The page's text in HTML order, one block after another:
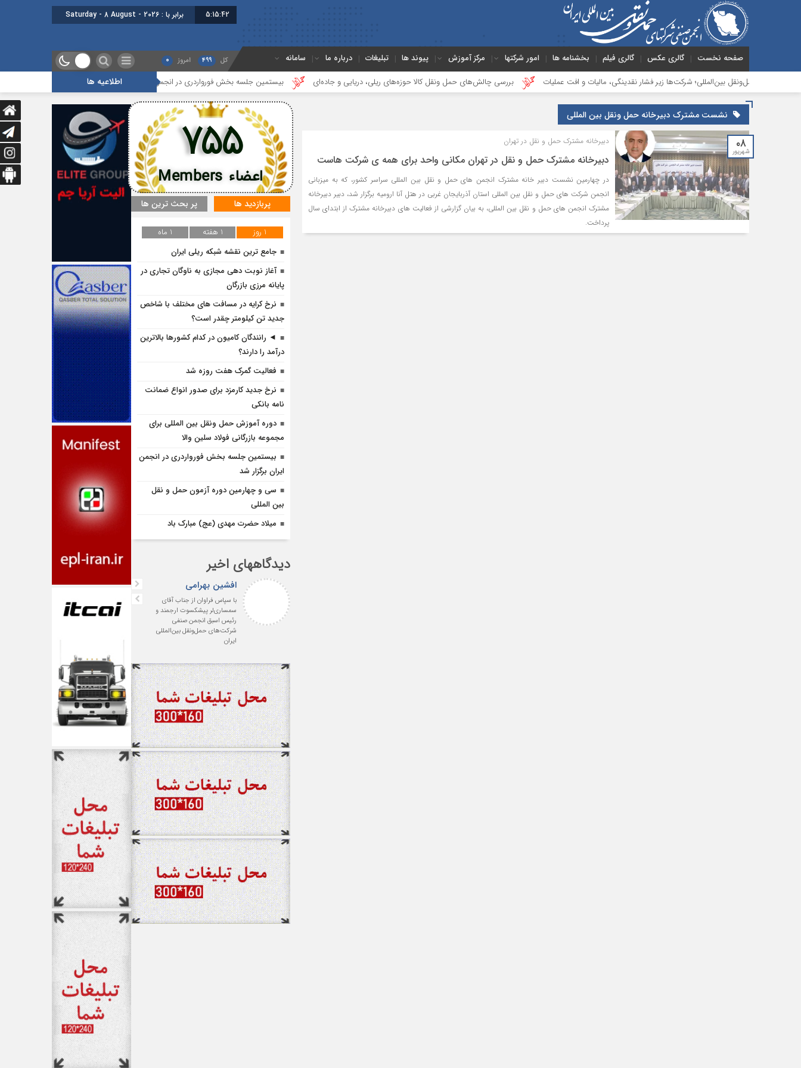
5:15:42 برابر با : Saturday - 8 August - 2026
صفحه نخست گالری عکس گالری فیلم بخشنامه ها امور شرکتها مرکز آموزش پیوند ها تبلیغات درباره ما سامانه کل 499 امروز 0
اطلاعیه ها حمل‌ونقل بین‌المللی؛ شرکت‌ها زیر فشار نقدینگی، مالیات و افت عملیات بررسی چالش‌های حمل ونقل کالا حوزه‌های ریلی، دریایی و جاده‌ای بیستمین جلسه بخش فورواردری در انجمن ایران برگزار شد هجدهمین جلسه بخش جاده ای
نشست مشترک دبیرخانه حمل ونقل بین المللی
۰۸
شهریور
دبیرخانه مشترک حمل و نقل در تهران
دبیرخانه مشترک حمل و نقل در تهران مکانی واحد برای همه ی شرکت هاست
در چهارمین نشست دبیر خانه مشترک انجمن ‌های حمل‌ و نقل بین ‌المللی سراسر کشور، که به میزبانی
انجمن شرکت های حمل و نقل بین المللی استان آذربایجان غربی در هتل آنا ارومیه برگزار شد، دبیر دبیرخانه
مشترک انجمن های حمل و نقل بین المللی، به بیان گزارشی از فعالیت های دبیرخانه مشترک از ابتدای سال
پرداخت.
اعضاء Members
755
پربازدید ها پر بحث ترین ها
1 روز 1 هفته
1 ماه
جامع ترین نقشه شبکه ریلی ایران
آغاز نوبت دهی مجازی به ناوگان تجاری در
پایانه مرزی بازرگان
نرخ کرایه در مسافت‌ های مختلف با شاخص
جدید تن کیلومتر چقدر است؟
◄ رانندگان کامیون در کدام کشورها بالاترین
درآمد را دارند؟
فعالیت گمرک هفت روزه شد
نرخ جدید کارمزد برای صدور انواع ضمانت
نامه بانکی
دوره آموزش حمل ونقل بین المللی برای
مجموعه بازرگانی فولاد سلین والا
بیستمین جلسه بخش فورواردری در انجمن
ایران برگزار شد
سی و چهارمین دوره آزمون حمل و نقل
بین المللی
میلاد حضرت مهدی (عج) مبارک باد
دیدگاههای اخیر
واعظی
درود . با آرزوی موفقیت
برای حضرتعالی و صنف
افشین بهرامی
با سپاس فراوان از جناب آقای
سمساری‌لر پیشکسوت ارجمند و
رئیس اسبق انجمن صنفی
شرکت‌های حمل‌ونقل بین‌المللی
ایران